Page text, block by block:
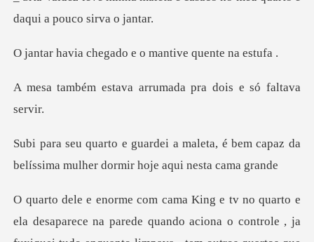
egado e o mantive
a arrumada pra dois
leta, é bem capaz da
belíssima mulhe
arece na parede quando aciona o controle , ja